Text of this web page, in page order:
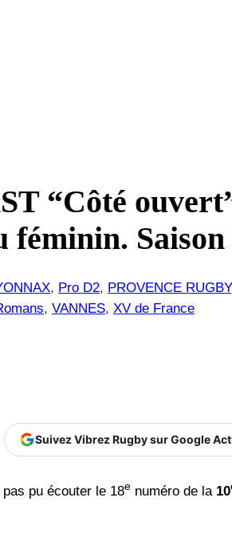
“Côté
Saison
, Pro D2, PROVENCE RUGBY
, VANNES, XV de France
Suivez Vibrez Rugby sur Google
pu écouter le 18e numéro de la 10